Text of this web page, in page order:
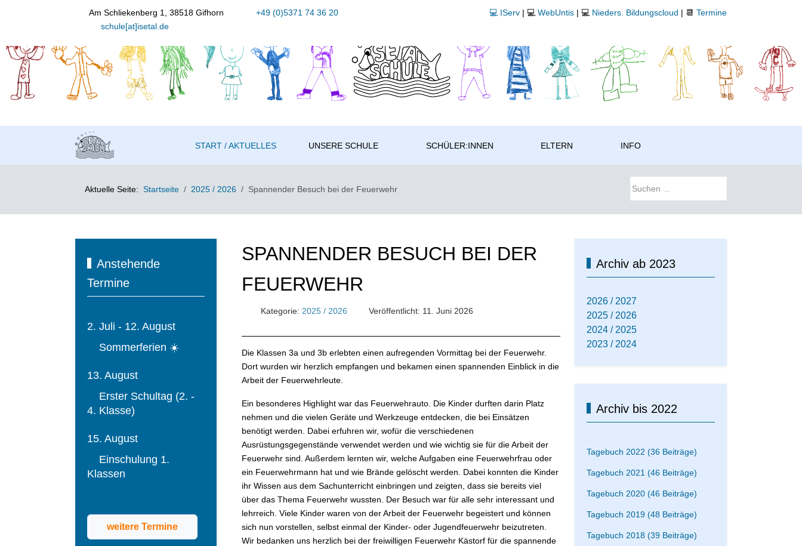
Am Schliekenberg 1, 38518 Gifhorn
+49 (0)5371 74 36 20
schule[at]isetal.de
💻 IServ | 💻 WebUntis | 💻 Nieders. Bildungscloud | 📆 Termine
START / AKTUELLES UNSERE SCHULE SCHÜLER:INNEN ELTERN INFO
Aktuelle Seite: Startseite 2025 / 2026 Spannender Besuch bei der Feuerwehr
Anstehende
Termine
2. Juli - 12. August
Sommerferien ☀️
13. August
Erster Schultag (2. -
4. Klasse)
15. August
Einschulung 1.
Klassen
weitere Termine
SPANNENDER BESUCH BEI DER
FEUERWEHR
Kategorie: 2025 / 2026 Veröffentlicht: 11. Juni 2026
Die Klassen 3a und 3b erlebten einen aufregenden Vormittag bei der Feuerwehr.
Dort wurden wir herzlich empfangen und bekamen einen spannenden Einblick in die
Arbeit der Feuerwehrleute.
Ein besonderes Highlight war das Feuerwehrauto. Die Kinder durften darin Platz
nehmen und die vielen Geräte und Werkzeuge entdecken, die bei Einsätzen
benötigt werden. Dabei erfuhren wir, wofür die verschiedenen
Ausrüstungsgegenstände verwendet werden und wie wichtig sie für die Arbeit der
Feuerwehr sind. Außerdem lernten wir, welche Aufgaben eine Feuerwehrfrau oder
ein Feuerwehrmann hat und wie Brände gelöscht werden. Dabei konnten die Kinder
ihr Wissen aus dem Sachunterricht einbringen und zeigten, dass sie bereits viel
über das Thema Feuerwehr wussten. Der Besuch war für alle sehr interessant und
lehrreich. Viele Kinder waren von der Arbeit der Feuerwehr begeistert und können
sich nun vorstellen, selbst einmal der Kinder- oder Jugendfeuerwehr beizutreten.
Wir bedanken uns herzlich bei der freiwilligen Feuerwehr Kästorf für die spannende
Archiv ab 2023
2026 / 2027
2025 / 2026
2024 / 2025
2023 / 2024
Archiv bis 2022
Tagebuch 2022 (36 Beiträge)
Tagebuch 2021 (46 Beiträge)
Tagebuch 2020 (46 Beiträge)
Tagebuch 2019 (48 Beiträge)
Tagebuch 2018 (39 Beiträge)